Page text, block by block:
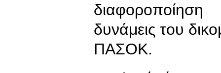
δυνάμεις του
ΠΑΣΟΚ.